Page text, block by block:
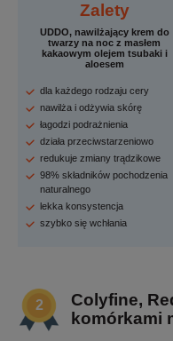
Zalety
UDDO, nawilżający krem do
twarzy na noc z masłem
kakaowym olejem tsubaki i
aloesem
dla każdego rodzaju cery
nawilża i odżywia skórę
łagodzi podrażnienia
działa przeciwstarzeniowo
redukuje zmiany trądzikowe
98% składników pochodzenia
naturalnego
lekka konsystencja
szybko się wchłania
Colyfine,
komórkami